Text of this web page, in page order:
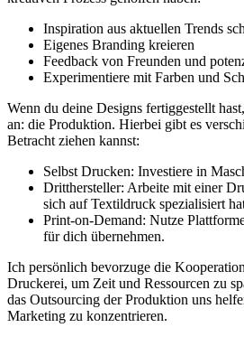
Inspiration aus ⁣aktuellen Trends
Eigenes Branding kreieren
Feedback von Freunden und
Experimentiere mit Farben und
Wenn du⁤ deine Designs⁣ fertiggestellt
an:⁤ die Produktion. Hierbei gibt es
Betracht ziehen kannst:
Selbst Drucken: Investiere in
Dritthersteller: Arbeite mit einer
sich auf Textildruck spezialisiert
Print-on-Demand: Nutze
für dich übernehmen.
Ich persönlich bevorzuge die
‍Druckerei, um Zeit ⁢und Ressourcen zu
das ⁣Outsourcing der Produktion uns
Marketing ‍zu konzentrieren.